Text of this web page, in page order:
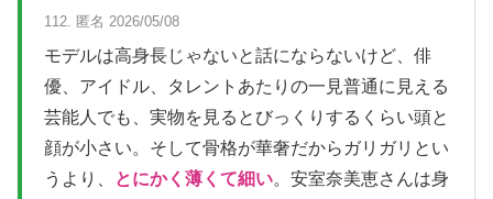
112. 匿名 2026/05/08
モデルは高身長じゃないと話にならないけど、俳
優、アイドル、タレントあたりの一見普通に見える
芸能人でも、実物を見るとびっくりするくらい頭と
顔が小さい。そして骨格が華奢だからガリガリとい
うより、
とにかく薄くて細い。安室奈美恵さんは身